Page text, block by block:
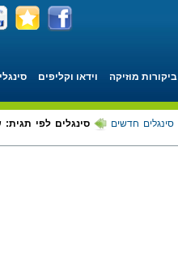
ביקורות מוזיקה וידאו וקליפים
סינגלים חדשים סינגלים לפי תגית: שטח